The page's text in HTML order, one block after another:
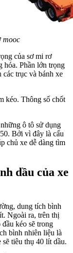
mooc
của sơ mi rơ
hóa. Phần lớn trọng
trục và bánh xe
kéo. Thông số chốt
ô tô sử dụng
Bởi vì đây là cấu
chủ xe dễ dàng tìm
dầu của xe
dung tích bình
Ngoài ra, trên thị
kéo sẽ trong
bình nhiên liệu là
tiêu thụ 40 lít dầu.